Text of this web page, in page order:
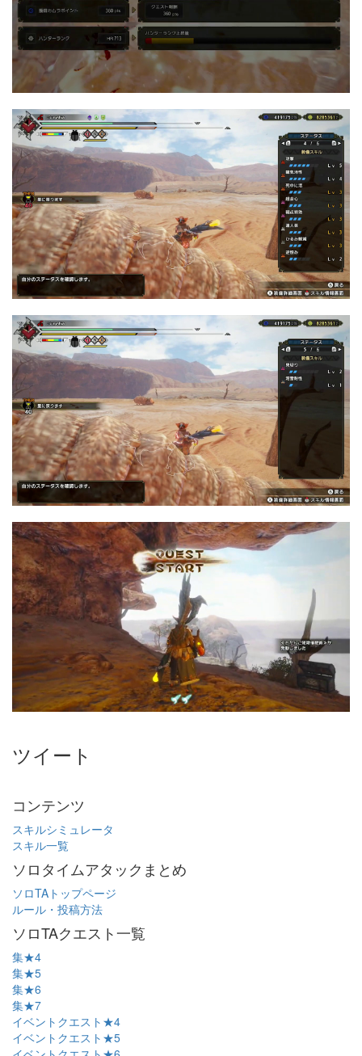
ツイート
コンテンツ
スキルシミュレータ
スキル一覧
ソロタイムアタックまとめ
ソロTAトップページ
ルール・投稿方法
ソロTAクエスト一覧
集★4
集★5
集★6
集★7
イベントクエスト★4
イベントクエスト★5